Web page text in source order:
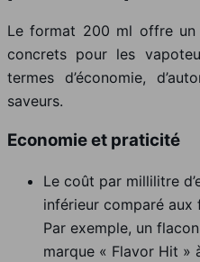
Le format 200 ml offre un
concrets pour les
termes d’économie,
saveurs.
Economie et praticité
Le coût par millilitre
inférieur comparé aux
Par exemple, un
marque « Flavor Hit »